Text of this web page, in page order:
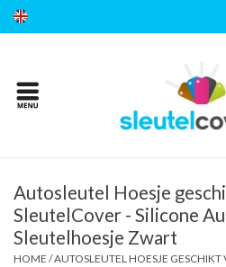
Home
Accessoires
Veelgestelde vragen
Autosleutel Hoesje
SleutelCover - Silicone
Sleutelhoesje Zwart
HOME /AUTOSLEUTEL HOESJE